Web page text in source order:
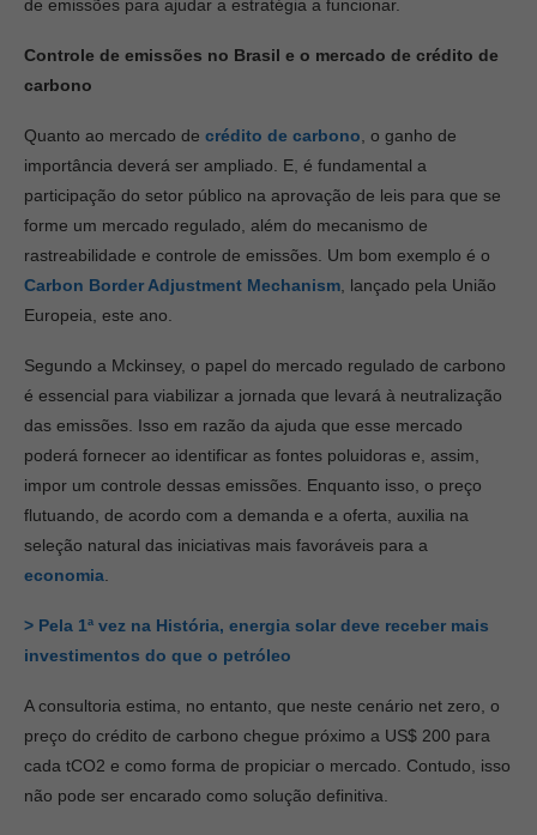
de emissões para ajudar a estratégia a funcionar.
Controle de emissões no Brasil e o mercado de crédito de
carbono
Quanto ao mercado de crédito de carbono , o ganho de
importância deverá ser ampliado. E, é fundamental a
participação do setor público na aprovação de leis para que se
forme um mercado regulado, além do mecanismo de
rastreabilidade e controle de emissões. Um bom exemplo é o
Carbon Border Adjustment Mechanism , lançado pela União
Europeia, este ano.
Segundo a Mckinsey, o papel do mercado regulado de carbono
é essencial para viabilizar a jornada que levará à neutralização
das emissões. Isso em razão da ajuda que esse mercado
poderá fornecer ao identificar as fontes poluidoras e, assim,
impor um controle dessas emissões. Enquanto isso, o preço
flutuando, de acordo com a demanda e a oferta, auxilia na
seleção natural das iniciativas mais favoráveis para a
economia
> Pela 1ª vez na História, energia solar deve receber mais
investimentos do que o petróleo
A consultoria estima, no entanto, que neste cenário net zero, o
preço do crédito de carbono chegue próximo a US$ 200 para
cada tCO2 e como forma de propiciar o mercado. Contudo, isso
não pode ser encarado como solução definitiva.